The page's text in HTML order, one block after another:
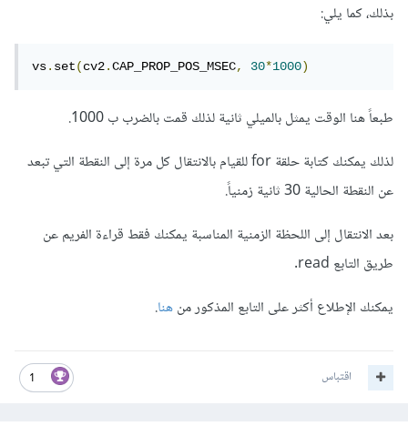
بذلك، كما يلي:
vs.set(cv2.CAP_PROP_POS_MSEC, 30*1000)
طبعاً هنا الوقت يمثل بالميلي ثانية لذلك قمت بالضرب ب 1000.
لذلك يمكنك كتابة حلقة for للقيام بالانتقال كل مرة إلى النقطة التي تبعد
عن النقطة الحالية 30 ثانية زمنياً.
بعد الانتقال إلى اللحظة الزمنية المناسبة يمكنك فقط قراءة الفريم عن
طريق التابع read.
يمكنك الإطلاع أكثر على التابع المذكور منهنا.
1 اقتباس